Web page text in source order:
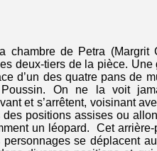
de Petra (Margrit
deux-tiers de la pièce.
d’un des quatre pans de
Poussin. On ne la voit
et s’arrêtent, voisinant
positions assises ou
un léopard. Cet arrière-
se déplacent